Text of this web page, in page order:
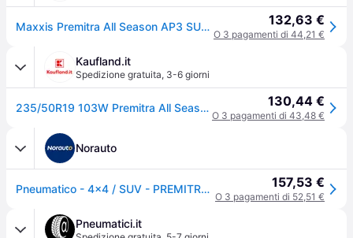
Maxxis Premitra All Season AP3 SUV ( 235/50 R19 103W XL, con bordino di protezione del cerchio (FSL) ) 132,63 €
O 3 pagamenti di 44,21 €
Kaufland.it
Spedizione gratuita, 3-6 giorni
235/50R19 103W Premitra All Season Ap3 Suv Xl 130,44 €
O 3 pagamenti di 43,48 €
Norauto
Pneumatico - 4x4 / SUV - PREMITRA ALL-SEASON AP3 - Maxxis - 235-50-19-103-W 157,53 €
O 3 pagamenti di 52,51 €
Pneumatici.it